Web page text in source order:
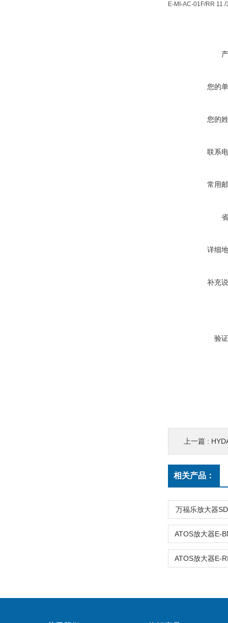
E-MI-AC-01F/RR 11 /
您的
您的
联系
常用
详细
补充
验
上一篇 :
相关产品：
万福乐放大器